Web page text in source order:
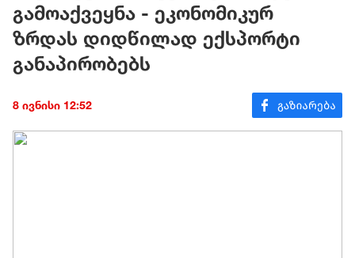
გამოაქვეყნა - ეკონომიკურ
ზრდას დიდწილად ექსპორტი
განაპირობებს
8 ივნისი 12:52